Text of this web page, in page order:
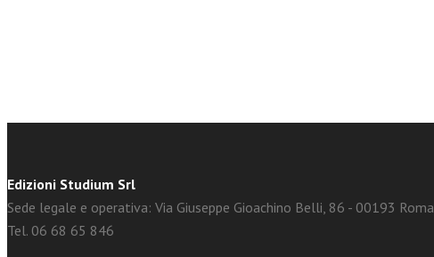
Edizioni Studium Srl
Sede legale e operativa: Via Giuseppe Gioachino Belli, 86 - 00193 Roma
Tel. 06 68 65 846